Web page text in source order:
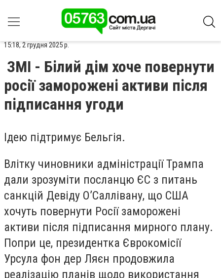
15:18, 2 грудня 2025 р.
ЗМІ - Білий дім хоче повернути
росії заморожені активи після
підписання угоди
Ідею підтримує Бельгія.
Влітку чиновники адміністрації Трампа
дали зрозуміти посланцю ЄС з питань
санкцій Девіду ОʼСаллівану, що США
хочуть повернути Росії заморожені
активи після підписання мирного плану.
Попри це, президентка Єврокомісії
Урсула фон дер Ляєн продовжила
реалізацію планів щодо використання